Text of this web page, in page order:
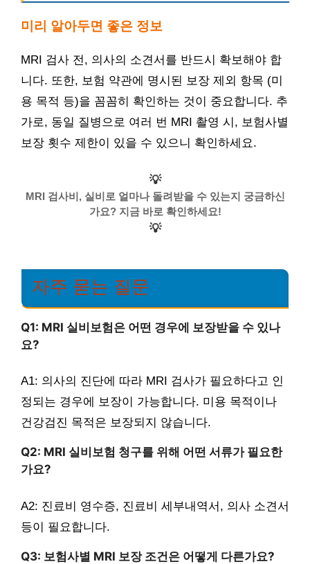
미리 알아두면 좋은 정보
MRI 검사 전, 의사의 소견서를 반드시 확보해야 합
니다. 또한, 보험 약관에 명시된 보장 제외 항목 (미
용 목적 등)을 꼼꼼히 확인하는 것이 중요합니다. 추
가로, 동일 질병으로 여러 번 MRI 촬영 시, 보험사별
보장 횟수 제한이 있을 수 있으니 확인하세요.
💡
MRI 검사비, 실비로 얼마나 돌려받을 수 있는지 궁금하신
가요? 지금 바로 확인하세요!
💡
자주 묻는 질문
Q1: MRI 실비보험은 어떤 경우에 보장받을 수 있나
요?
A1: 의사의 진단에 따라 MRI 검사가 필요하다고 인
정되는 경우에 보장이 가능합니다. 미용 목적이나
건강검진 목적은 보장되지 않습니다.
Q2: MRI 실비보험 청구를 위해 어떤 서류가 필요한
가요?
A2: 진료비 영수증, 진료비 세부내역서, 의사 소견서
등이 필요합니다.
Q3: 보험사별 MRI 보장 조건은 어떻게 다른가요?